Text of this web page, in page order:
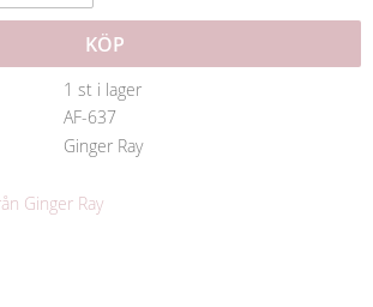
KÖP
1 st i lager
AF-637
Ginger Ray
Ginger Ray